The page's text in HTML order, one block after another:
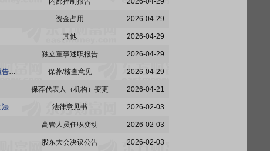
资金占用 2026-04-29
其他 2026-04-29
独立董事述职报告 2026-04-29
东富龙:中信证券股份有限公司关于东富龙科技集团股份有限公司2025年度内部控制自我评价报告的核查意见 保荐/核查意见 2026-04-29
保荐代表人（机构）变更 2026-04-21
东富龙:上海市锦天城律师事务所关于东富龙科技集团股份有限公司2026年第一次临时股东会的法律意见书 法律意见书 2026-02-03
高管人员任职变动 2026-02-03
股东大会决议公告 2026-02-03